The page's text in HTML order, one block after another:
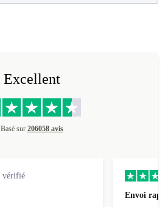
Excellent
Basé sur 206058 avis
vérifié
Envoi